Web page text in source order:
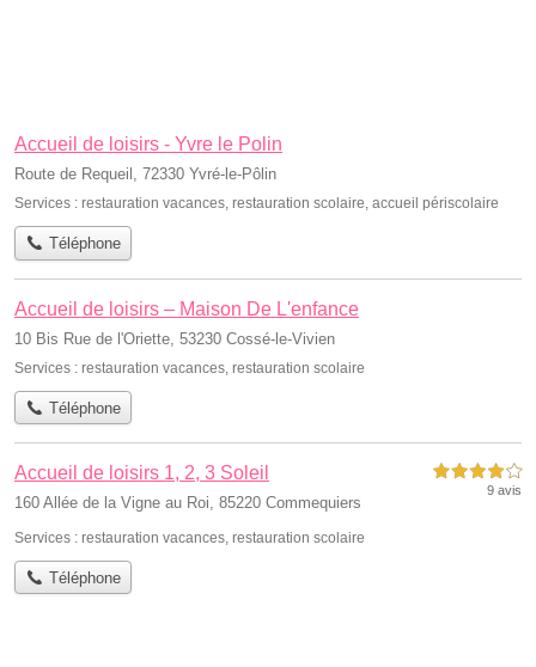
Accueil de loisirs - Yvre le Polin
Route de Requeil, 72330 Yvré-le-Pôlin
Services : restauration vacances, restauration scolaire, accueil périscolaire
Téléphone
Accueil de loisirs – Maison De L'enfance
10 Bis Rue de l'Oriette, 53230 Cossé-le-Vivien
Services : restauration vacances restauration scolaire
Téléphone
Accueil de loisirs 1, 2, 3 Soleil
160 Allée de la Vigne au Roi, 85220 Commequiers
4,0 étoiles sur 5
9 avis
Services : restauration vacances, restauration scolaire
Téléphone